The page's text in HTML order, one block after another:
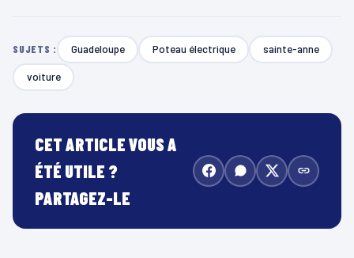
SUJETS : Guadeloupe Poteau électrique sainte-anne
voiture
CET ARTICLE VOUS A
ÉTÉ UTILE ?
PARTAGEZ-LE